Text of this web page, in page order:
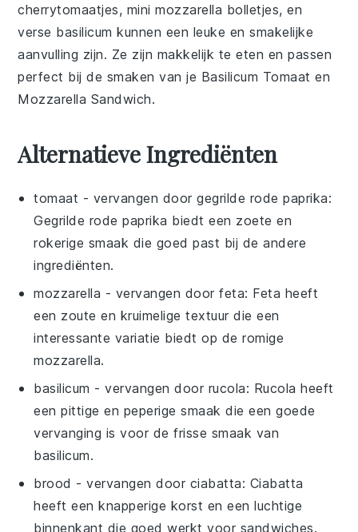
cherrytomaatjes, mini mozzarella bolletjes, en
verse basilicum kunnen een leuke en smakelijke
aanvulling zijn. Ze zijn makkelijk te eten en passen
perfect bij de smaken van je Basilicum Tomaat en
Mozzarella Sandwich.
Alternatieve Ingrediënten
tomaat - vervangen doorgegrilde rode paprika:
Gegrilde rode paprika biedt een zoete en
rokerige smaak die goed past bij de andere
ingrediënten.
mozzarella - vervangen doorfeta: Feta heeft
een zoute en kruimelige textuur die een
interessante variatie biedt op de romige
mozzarella.
basilicum - vervangen door rucola: Rucola heeft
een pittige en peperige smaak die een goede
vervanging is voor de frisse smaak van
basilicum.
brood - vervangen door ciabatta: Ciabatta
heeft een knapperige korst en een luchtige
binnenkant die goed werkt voor sandwiches.